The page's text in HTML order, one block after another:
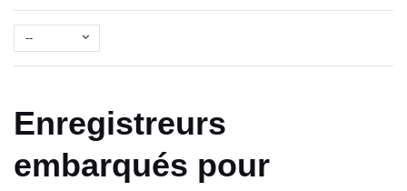
--
Enregistreurs
embarqués pour